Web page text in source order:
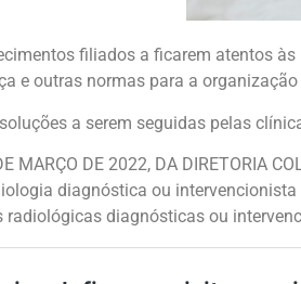
filiados a ficarem atentos
e outras normas para a
a serem seguidas pelas
MARÇO DE 2022, DA DIRETORIA
diagnóstica ou
diagnósticas ou